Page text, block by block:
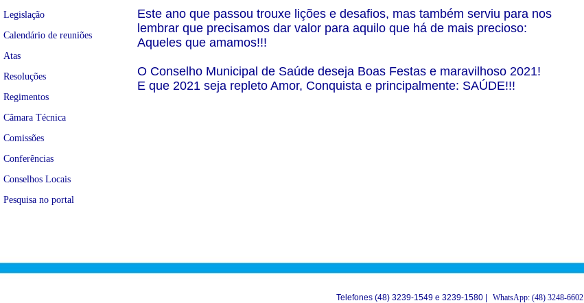
Legislação
Calendário de reuniões
Atas
Resoluções
Regimentos
Câmara Técnica
Comissões
Conferências
Conselhos Locais
Pesquisa no portal
Este ano que passou trouxe lições e desafios, mas também serviu para nos
lembrar que precisamos dar valor para aquilo que há de mais precioso:
Aqueles que amamos!!!
O Conselho Municipal de Saúde deseja Boas Festas e maravilhoso 2021!
E que 2021 seja repleto Amor, Conquista e principalmente: SAÚDE!!!
Telefones (48) 3239-1549 e 3239-1580 | WhatsApp: (48) 3248-6602